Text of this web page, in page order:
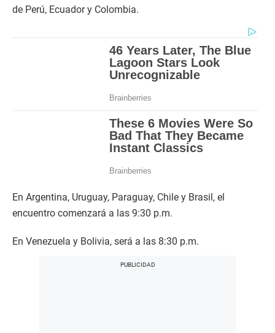
de Perú, Ecuador y Colombia.
En Argentina, Uruguay, Paraguay, Chile y Brasil, el
encuentro comenzará a las 9:30 p.m.
En Venezuela y Bolivia, será a las 8:30 p.m.